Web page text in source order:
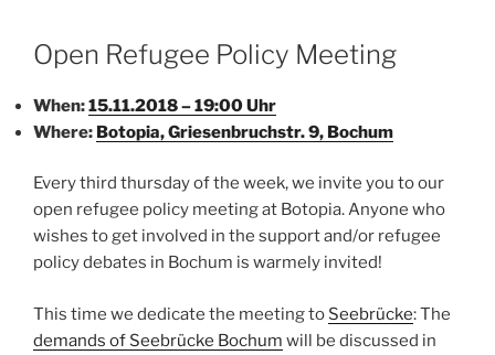
Open Refugee Policy Meeting
When:15.11.2018 – 19:00 Uhr
Where: Botopia, Griesenbruchstr. 9, Bochum
Every third thursday of the week, we invite you to our
open refugee policy meeting at Botopia. Anyone who
wishes to get involved in the support and/or refugee
policy debates in Bochum is warmely invited!
This time we dedicate the meeting to Seebrücke: The
demands of Seebrücke Bochum will be discussed in